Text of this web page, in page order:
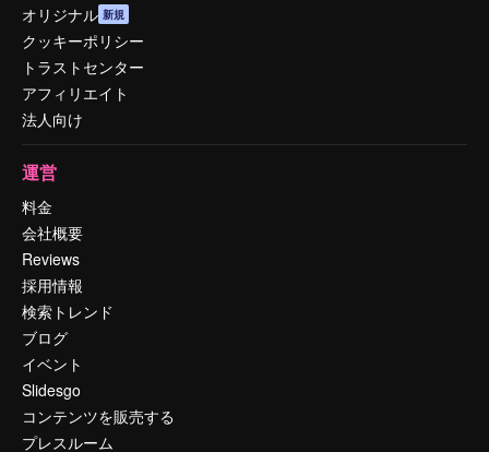
オリジナル 新規
クッキーポリシー
トラストセンター
アフィリエイト
法人向け
運営
料金
会社概要
Reviews
採用情報
検索トレンド
ブログ
イベント
Slidesgo
コンテンツを販売する
プレスルーム